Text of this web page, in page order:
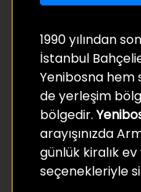
1990 yılından
İstanbul
Yenibosna hem
de yerleşim
bölgedir.
arayışınızda
günlük kiralık
seçenekleriyle